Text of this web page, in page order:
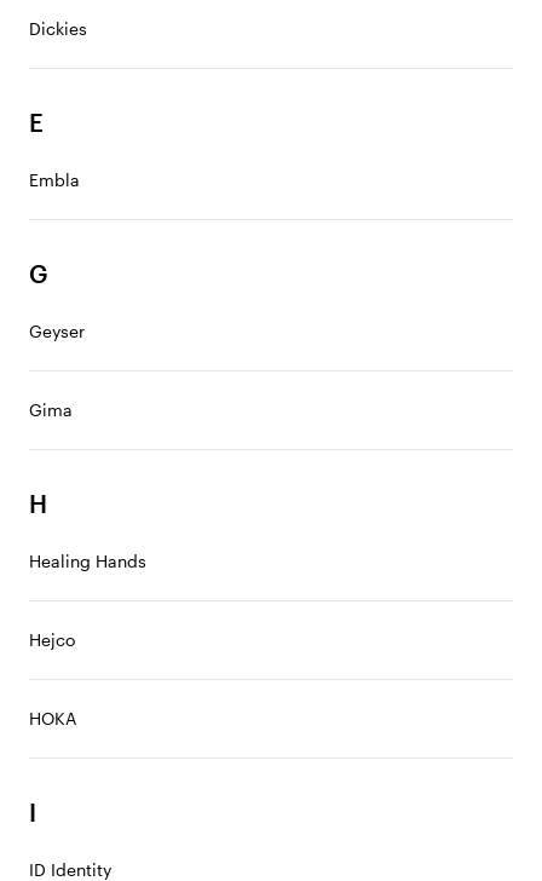
Dickies
E
Embla
G
Geyser
Gima
H
Healing Hands
Hejco
HOKA
I
ID Identity